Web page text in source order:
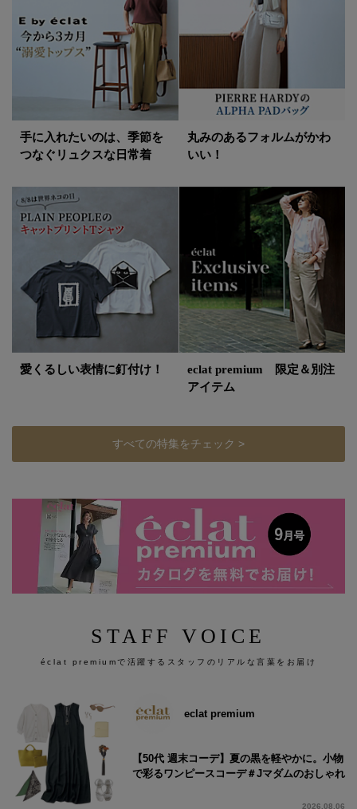
手に入れたいのは、季節を
つなぐリュクスな日常着
丸みのあるフォルムがかわ
いい！
愛くるしい表情に釘付け！
eclat premium 限定＆別注
アイテム
すべての特集をチェック >
STAFF VOICE
éclat premiumで活躍するスタッフのリアルな言葉をお届け
eclat premium
【50代 週末コーデ】夏の黒を軽やかに。小物
で彩るワンピースコーデ＃Jマダムのおしゃれ
2026.08.06